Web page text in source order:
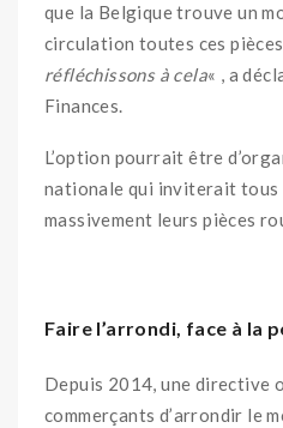
que la Belgique trouve un
circulation toutes ces
réfléchissons à cela« , a
Finances.
L’option pourrait être
nationale qui inviterait tous
massivement leurs pièces
Faire l’arrondi, face à la
Depuis 2014, une directive
commerçants d’arrondir le